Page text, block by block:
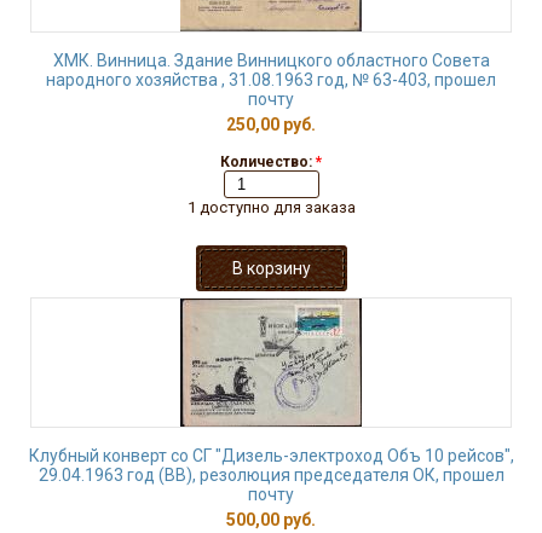
ХМК. Винница. Здание Винницкого областного Совета
народного хозяйства , 31.08.1963 год, № 63-403, прошел
почту
250,00 руб.
Количество: *
1 доступно для заказа
Клубный конверт со СГ "Дизель-электроход Объ 10 рейсов",
29.04.1963 год (ВВ), резолюция председателя ОК, прошел
почту
500,00 руб.